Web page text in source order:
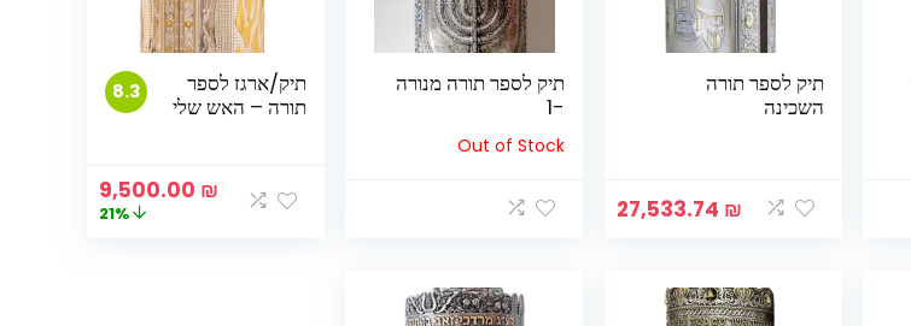
תיק לספר תורה
השכינה
27,533.74 ₪
תיק לספר תורה מנורה
-1
Out of Stock
8.3
תיק/ארגז לספר
תורה – האש שלי
המחיר
9,500.00 ₪
המחיר
הנוכחי
21%